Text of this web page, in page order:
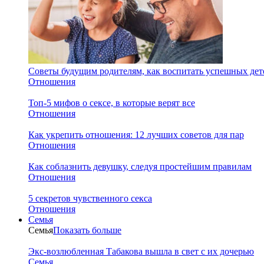
Советы будущим родителям, как воспитать успешных
Отношения
Топ-5 мифов о сексе, в которые верят все
Отношения
Как укрепить отношения: 12 лучших советов для пар
Отношения
Как соблазнить девушку, следуя простейшим правилам
Отношения
5 секретов чувственного секса
Отношения
Семья
СемьяПоказать больше
Экс-возлюбленная Табакова вышла в свет с их дочерью
Семья